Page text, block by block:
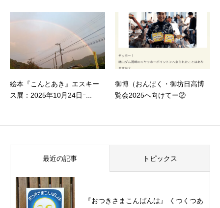
絵本『こんとあき』エスキー
ス展：2025年10月24日ｰ...
御博（おんぱく・御坊日高博
覧会2025へ向けてー②
最近の記事 トピックス
『おつきさまこんばんは』 くつくつあ